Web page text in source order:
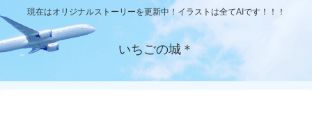
現在はオリジナルストーリーを更新中！イラストは全てAIです！！！
いちごの城＊